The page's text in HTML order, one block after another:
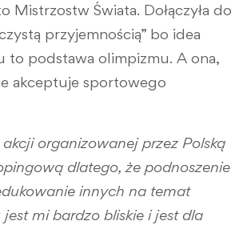
Mistrzostw Świata. Dołączyła do
przyjemnością” bo idea
to podstawa olimpizmu. A ona,
akceptuje sportowego
organizowanej przez Polską
dlatego, że podnoszenie
innych na temat
mi bardzo bliskie i jest dla